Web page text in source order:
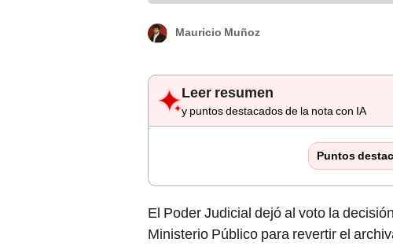
Mauricio Muñoz
Leer resumen
y puntos destacados de la nota con IA
Puntos
El Poder Judicial dejó al voto la
Ministerio Público para revertir el